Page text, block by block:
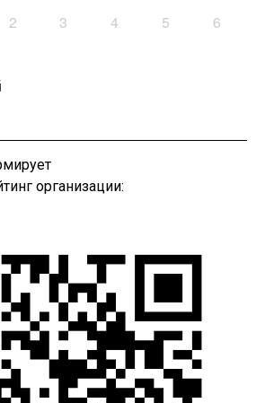
2 3 4 5 6
организации: